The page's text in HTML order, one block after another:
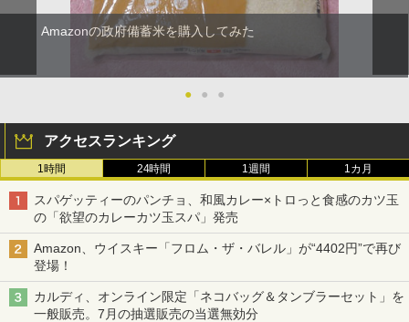
Amazonの政府備蓄米を購入してみた
● ● ●
アクセスランキング
1時間 24時間 1週間 1カ月
スパゲッティーのパンチョ、和風カレー×トロっと食感のカツ玉
の「欲望のカレーカツ玉スパ」発売
Amazon、ウイスキー「フロム・ザ・バレル」が“4402円”で再び
登場！
カルディ、オンライン限定「ネコバッグ＆タンブラーセット」を
一般販売。7月の抽選販売の当選無効分